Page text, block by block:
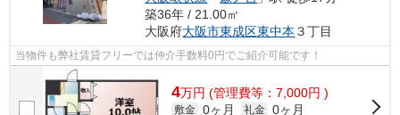
築36年 / 21.00㎡
大阪府大阪市東成区東中本 ３丁目
当物件も弊社賃貸フリーでは仲介手数料0円でご紹介可能です！
4万円 (管理費等：7,000円 )
敷金 0ヶ月 礼金 0ヶ月